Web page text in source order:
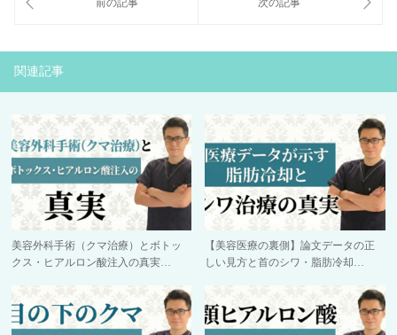
関連記事
美容外科手術（クマ治療）とボトッ
クス・ヒアルロン酸注入の真実…
【美容医療の裏側】論文データの正
しい見方と首のシワ・脂肪冷却…